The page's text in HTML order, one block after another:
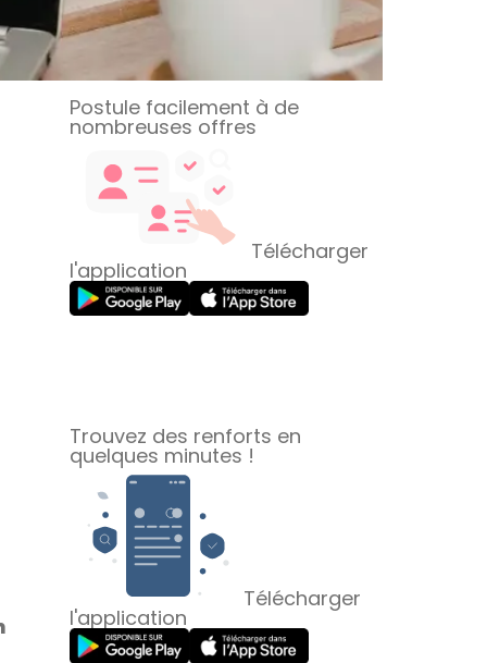
Postule facilement à de
nombreuses offres
Télécharger
l'application
Trouvez des renforts en
quelques minutes !
Télécharger
l'application